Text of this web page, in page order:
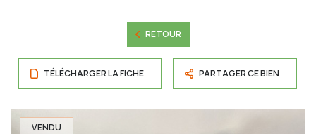
RETOUR
TÉLÉCHARGER LA FICHE PARTAGER CE BIEN
VENDU